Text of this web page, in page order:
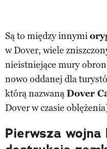
Są to między innymi
w Dover, wiele
nieistniejące mury
nowo oddanej dla
którą nazwanąDover
Dover w czasie
Pierwsza wojna